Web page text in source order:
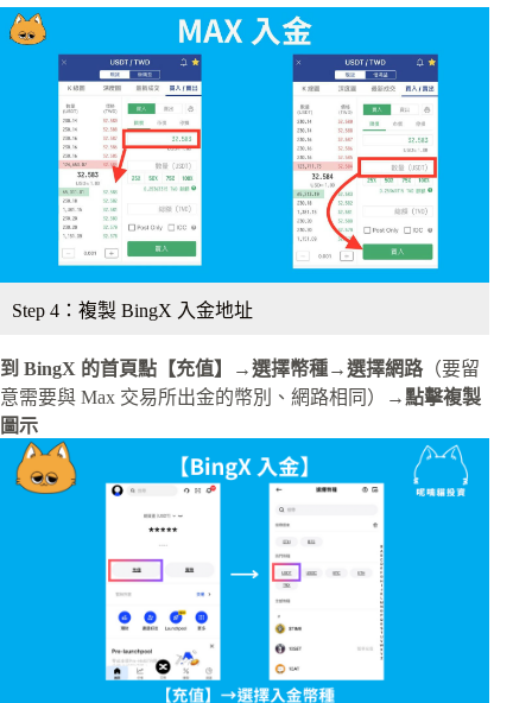
Step 4：複製 BingX 入金地址
到 BingX 的首頁點【充值】→選擇幣種→選擇網路（要留
意需要與 Max 交易所出金的幣別、網路相同）
→點擊複製
圖示